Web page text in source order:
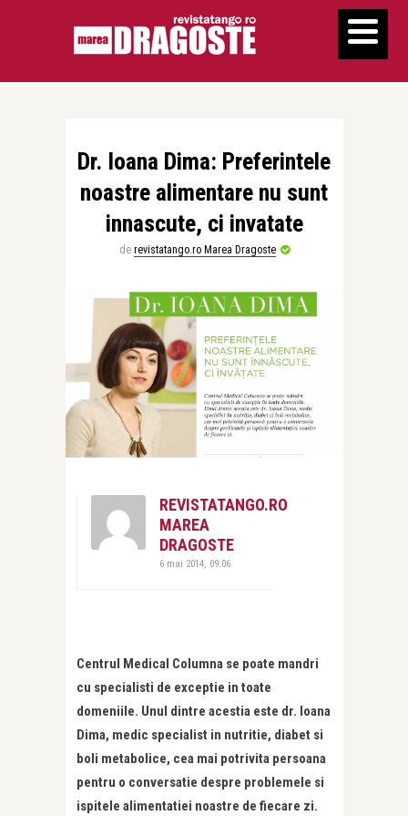
Dr. Ioana Dima: Preferintele
noastre alimentare nu sunt
innascute, ci invatate
de revistatango.ro Marea Dragoste
REVISTATANGO.RO
MAREA
DRAGOSTE
6 mai 2014, 09:06
Centrul Medical Columna se poate mandri
cu specialisti de exceptie in toate
domeniile. Unul dintre acestia este dr. Ioana
Dima, medic specialist in nutritie, diabet si
boli metabolice, cea mai potrivita persoana
pentru o conversatie despre problemele si
ispitele alimentatiei noastre de fiecare zi.